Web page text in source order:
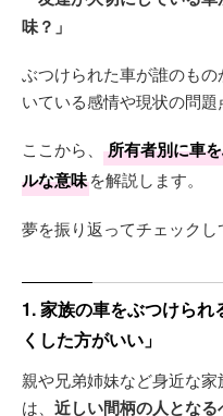
味？」
ぶつけられた車が誰のも
いている感情や現状の問題
ここから、
所有者別に車
ルな意味を解説します。
夢を振り返ってチェックし
1. 家族の車をぶつけら
くした方がいい」
親や兄弟姉妹など身近な
は、 近しい間柄の人とな